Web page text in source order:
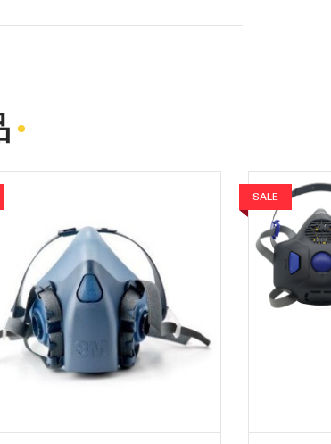
SALE